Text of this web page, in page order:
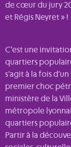
de cœur du jury
et Régis Neyret » !
C'est une
quartiers
s’agit à la fois
premier choc
ministère de la
métropole
quartiers
Partir à la